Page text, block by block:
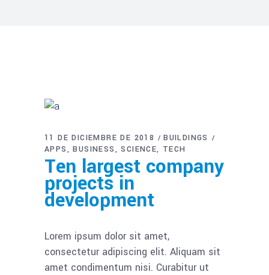
11 DE DICIEMBRE DE 2018
BUILDINGS
APPS
BUSINESS SCIENCE TECH
Ten largest company
projects in
development
Lorem ipsum dolor sit amet,
consectetur adipiscing elit. Aliquam sit
amet condimentum nisi. Curabitur ut